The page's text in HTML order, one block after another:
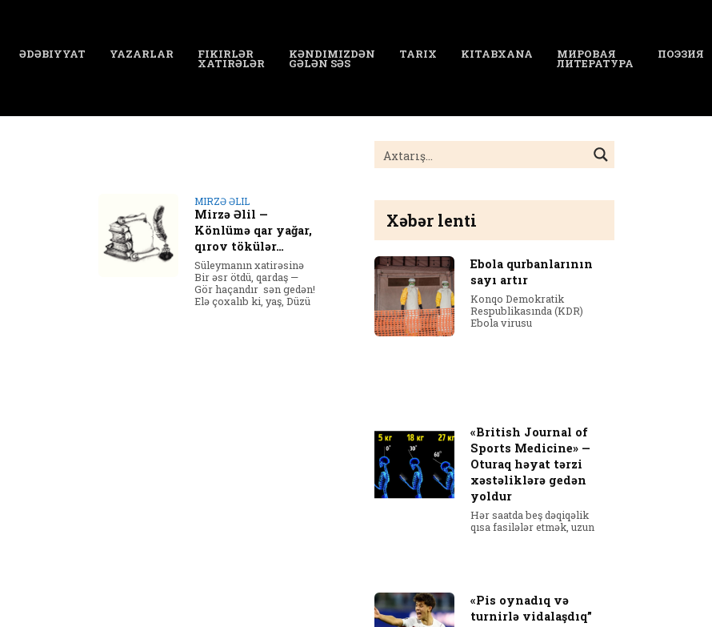
ƏDƏBIYYAT YAZARLAR FIKIRLƏR
XATIRƏLƏR
KƏNDIMIZDƏN
GƏLƏN SƏS
TARIX KITABXANA МИРОВАЯ
ЛИТЕРАТУРА
ПОЭЗИЯ
MIRZƏ ƏLIL
Mirzə Əlil —
Könlümə qar yağar,
qırov tökülər…
Süleymanın xatirəsinə
Bir əsr ötdü, qardaş —
Gör haçandır sən gedən!
Elə çoxalıb ki, yaş, Düzü
Xəbər lenti
Ebola qurbanlarının
sayı artır
Konqo Demokratik
Respublikasında (KDR)
Ebola virusu
«British Journal of
Sports Medicine» —
Oturaq həyat tərzi
xəstəliklərə gedən
yoldur
Hər saatda beş dəqiqəlik
qısa fasilələr etmək, uzun
«Pis oynadıq və
turnirlə vidalaşdıq”